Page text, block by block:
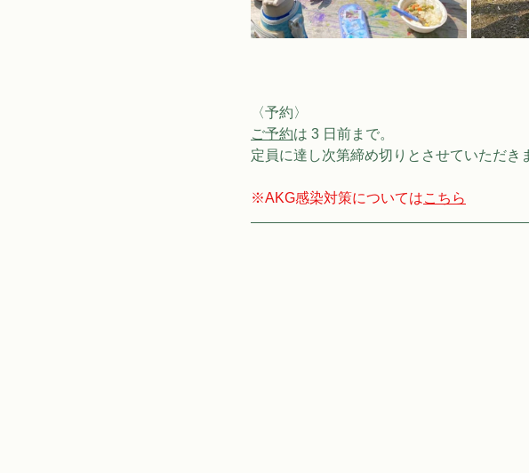
〈予約〉
ご予約は 3 日前まで。
定員に達し次第締め切りとさせていただき
※AKG感染対策についてはこちら